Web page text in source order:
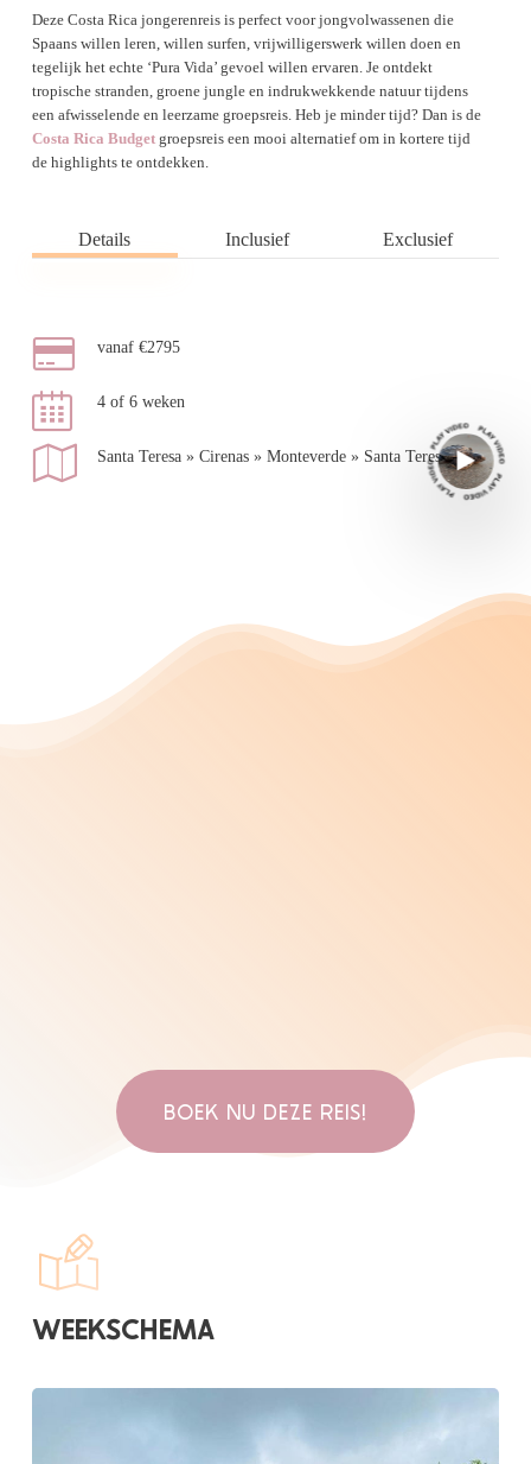
Deze Costa Rica jongerenreis is perfect voor jongvolwassenen die
Spaans willen leren, willen surfen, vrijwilligerswerk willen doen en
tegelijk het echte ‘Pura Vida’ gevoel willen ervaren. Je ontdekt
tropische stranden, groene jungle en indrukwekkende natuur tijdens
een afwisselende en leerzame groepsreis. Heb je minder tijd? Dan is de
Costa Rica Budgetgroepsreis een mooi alternatief om in kortere tijd
de highlights te ontdekken.
Details Inclusief Exclusief
vanaf €2795
4 of 6 weken
Santa Teresa » Cirenas » Monteverde » Santa Teresa
BOEK NU DEZE REIS!
WEEKSCHEMA